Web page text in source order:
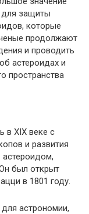
для защиты
которые
продолжают
и проводить
астероидах и
пространства
в XIX веке с
и развития
был открыт
в 1801 году.
астрономии,